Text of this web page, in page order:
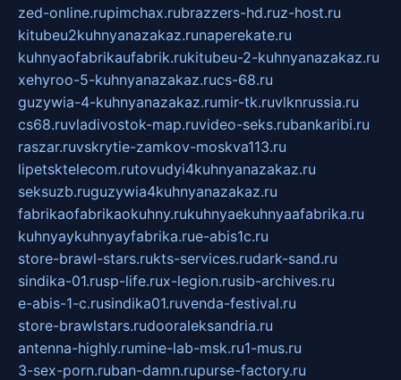
zed-online.rupimchax.rubrazzers-hd.ruz-host.ru
kitubeu2kuhnyanazakaz.runaperekate.ru
kuhnyaofabrikaufabrik.rukitubeu-2-kuhnyanazakaz.ru
xehyroo-5-kuhnyanazakaz.rucs-68.ru
guzywia-4-kuhnyanazakaz.rumir-tk.ruvlknrussia.ru
cs68.ruvladivostok-map.ruvideo-seks.rubankaribi.ru
raszar.ruvskrytie-zamkov-moskva113.ru
lipetsktelecom.rutovudyi4kuhnyanazakaz.ru
seksuzb.ruguzywia4kuhnyanazakaz.ru
fabrikaofabrikaokuhny.rukuhnyaekuhnyaafabrika.ru
kuhnyaykuhnyayfabrika.rue-abis1c.ru
store-brawl-stars.rukts-services.rudark-sand.ru
sindika-01.rusp-life.rux-legion.rusib-archives.ru
e-abis-1-c.rusindika01.ruvenda-festival.ru
store-brawlstars.rudooraleksandria.ru
antenna-highly.rumine-lab-msk.ru1-mus.ru
3-sex-porn.ruban-damn.rupurse-factory.ru